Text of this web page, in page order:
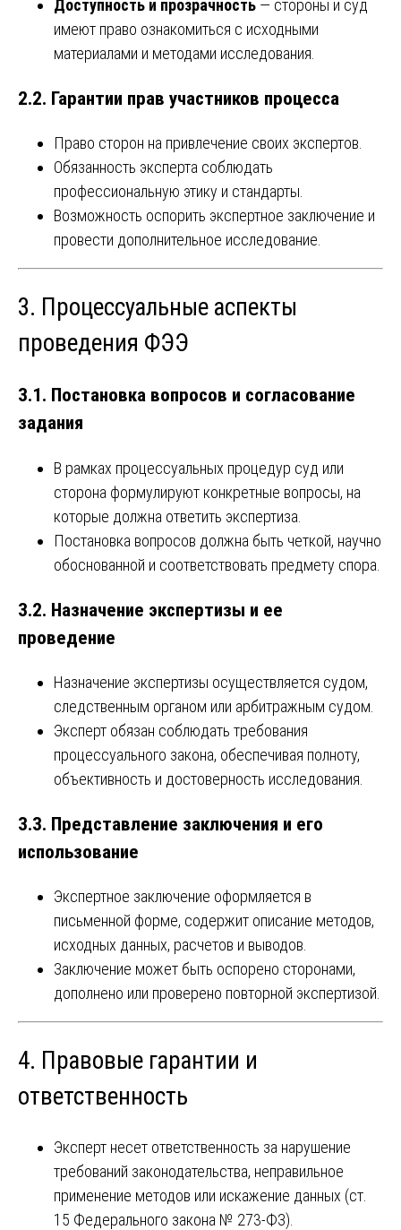
Доступность и прозрачность — стороны и суд
имеют право ознакомиться с исходными
материалами и методами исследования.
2.2. Гарантии прав участников процесса
Право сторон на привлечение своих экспертов.
Обязанность эксперта соблюдать
профессиональную этику и стандарты.
Возможность оспорить экспертное заключение и
провести дополнительное исследование.
3. Процессуальные аспекты
проведения ФЭЭ
3.1. Постановка вопросов и согласование
задания
В рамках процессуальных процедур суд или
сторона формулируют конкретные вопросы, на
которые должна ответить экспертиза.
Постановка вопросов должна быть четкой, научно
обоснованной и соответствовать предмету спора.
3.2. Назначение экспертизы и ее
проведение
Назначение экспертизы осуществляется судом,
следственным органом или арбитражным судом.
Эксперт обязан соблюдать требования
процессуального закона, обеспечивая полноту,
объективность и достоверность исследования.
3.3. Представление заключения и его
использование
Экспертное заключение оформляется в
письменной форме, содержит описание методов,
исходных данных, расчетов и выводов.
Заключение может быть оспорено сторонами,
дополнено или проверено повторной экспертизой.
4. Правовые гарантии и
ответственность
Эксперт несет ответственность за нарушение
требований законодательства, неправильное
применение методов или искажение данных (ст.
15 Федерального закона № 273-ФЗ).